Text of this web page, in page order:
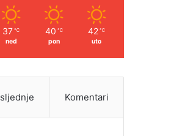
37 ℃
ned
40 ℃
pon
42 ℃
uto
Komentari